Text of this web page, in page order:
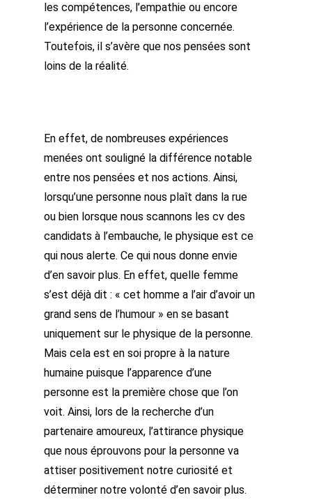
les compétences, l’empathie ou encore
l’expérience de la personne concernée.
Toutefois, il s’avère que nos pensées sont
loins de la réalité.
En effet, de nombreuses expériences
menées ont souligné la différence notable
entre nos pensées et nos actions. Ainsi,
lorsqu’une personne nous plaît dans la rue
ou bien lorsque nous scannons les cv des
candidats à l’embauche, le physique est ce
qui nous alerte. Ce qui nous donne envie
d’en savoir plus. En effet, quelle femme
s’est déjà dit : « cet homme a l’air d’avoir un
grand sens de l’humour » en se basant
uniquement sur le physique de la personne.
Mais cela est en soi propre à la nature
humaine puisque l’apparence d’une
personne est la première chose que l’on
voit. Ainsi, lors de la recherche d’un
partenaire amoureux, l’attirance physique
que nous éprouvons pour la personne va
attiser positivement notre curiosité et
déterminer notre volonté d’en savoir plus.